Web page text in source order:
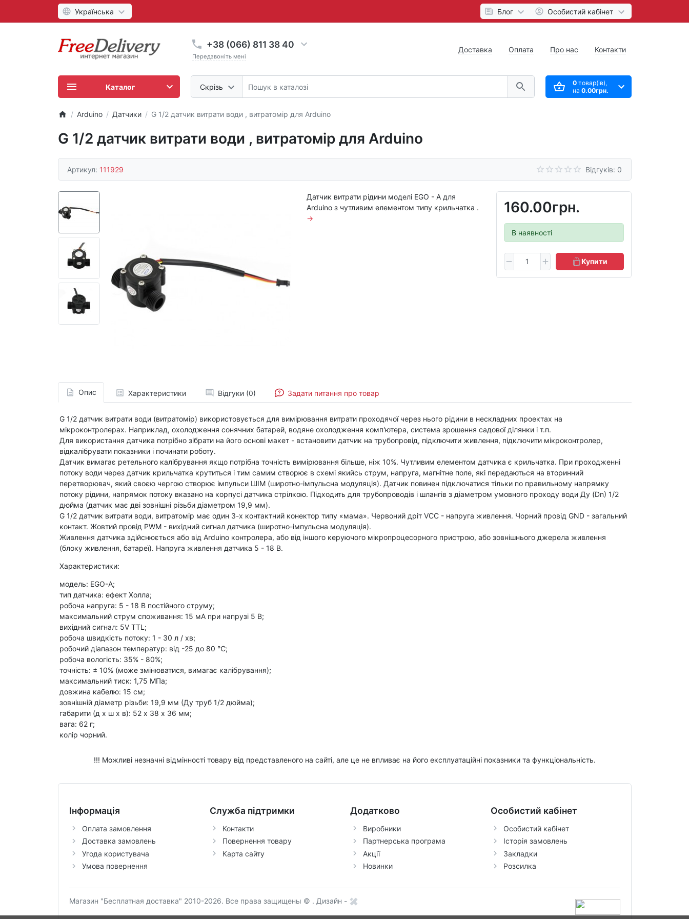
Українська Блог Особистий кабінет
+38 (066) 811 38 40
Передзвоніть мені
Скрізь
Доставка Оплата Про нас Контакти
0товар(ів),
на 0.00грн.
Каталог
Arduino Датчики G 1/2 датчик витрати води , витратомір для Arduino
G 1/2 датчик витрати води , витратомір для Arduino
Артикул: 111929 Відгуків: 0
160.00грн.
В наявності
Купити
Датчик витрати рідини моделі EGO - A для
Arduino з чутливим елементом типу крильчатка .
→
Опис Характеристики Відгуки (0) Задати питання про товар
G 1/2 датчик витрати води (витратомір) використовується для вимірювання витрати проходячої через нього рідини в нескладних проектах на
мікроконтролерах. Наприклад, охолодження сонячних батарей, водяне охолодження комп'ютера, система зрошення садової ділянки і т.п.
Для використання датчика потрібно зібрати на його основі макет - встановити датчик на трубопровід, підключити живлення, підключити мікроконтролер,
відкалібрувати показники і починати роботу.
Датчик вимагає ретельного калібрування якщо потрібна точність вимірювання більше, ніж 10%. Чутливим елементом датчика є крильчатка. При проходженні
потоку води через датчик крильчатка крутиться і тим самим створює в схемі якийсь струм, напруга, магнітне поле, які передаються на вторинний
перетворювач, який своєю чергою створює імпульси ШІМ (широтно-імпульсна модуляція). Датчик повинен підключатися тільки по правильному напрямку
потоку рідини, напрямок потоку вказано на корпусі датчика стрілкою. Підходить для трубопроводів і шлангів з діаметром умовного проходу води Ду (Dn) 1/2
дюйма (датчик має дві зовнішні різьби діаметром 19,9 мм).
G 1/2 датчик витрати води, витратомір має один 3-х контактний конектор типу «мама». Червоний дріт VCC - напруга живлення. Чорний провід GND - загальний
контакт. Жовтий провід PWM - вихідний сигнал датчика (широтно-імпульсна модуляція).
Живлення датчика здійснюється або від Arduino контролера, або від іншого керуючого мікропроцесорного пристрою, або зовнішнього джерела живлення
(блоку живлення, батареї). Напруга живлення датчика 5 - 18 В.
Характеристики:
модель: EGO-A;
тип датчика: ефект Холла;
робоча напруга: 5 - 18 В постійного струму;
максимальний струм споживання: 15 мА при напрузі 5 В;
вихідний сигнал: 5V TTL;
робоча швидкість потоку: 1 - 30 л / хв;
робочий діапазон температур: від -25 до 80 ℃;
робоча вологість: 35% - 80%;
точність: ± 10% (може змінюватися, вимагає калібрування);
максимальний тиск: 1,75 МПа;
довжина кабелю: 15 см;
зовнішній діаметр різьби: 19,9 мм (Ду труб 1/2 дюйма);
габарити (д х ш х в): 52 х 38 х 36 мм;
вага: 62 г;
колір чорний.
!!! Можливі незначні відмінності товару від представленого на сайті, але це не впливає на його експлуатаційні показники та функціональність.
Інформація
Оплата замовлення
Доставка замовлень
Угода користувача
Умова повернення
Служба підтримки
Контакти
Повернення товару
Карта сайту
Додатково
Виробники
Партнерська програма
Акції
Новинки
Особистий кабінет
Особистий кабінет
Історія замовлень
Закладки
Розсилка
Магазин "Бесплатная доставка" 2010-2026. Все права защищены © . Дизайн -